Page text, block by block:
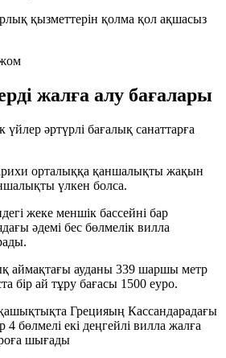
қызметтерін қолма қол ақшасыз
жалға алу бағалары
әртүрлі бағалық санаттарға
орталыққа қаншалықты жақын
үлкен болса.
жеке меншік бассейні бар
әдемі бес бөлмелік вилла
аймақтағы ауданы 339 шаршы метр
бір ай тұру бағасы 1500 еуро.
Грецияың Кассандарадағы
бөлмелі екі деңгейлі вилла жалға
шығады